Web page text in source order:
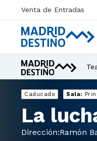
Venta de Entradas
Caducado Sala:
La
Dirección:Ramón